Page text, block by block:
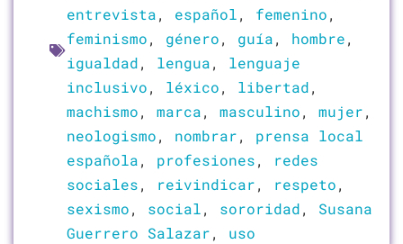
entrevista, español, femenino,
feminismo, género, guía, hombre,
igualdad, lengua, lenguaje
inclusivo, léxico, libertad,
machismo, marca, masculino, mujer,
neologismo, nombrar, prensa local
española, profesiones, redes
sociales, reivindicar, respeto,
sexismo, social, sororidad, Susana
Guerrero Salazar, uso